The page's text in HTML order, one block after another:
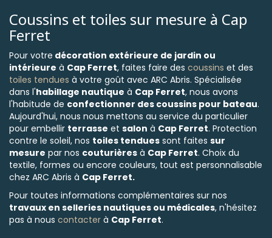
Coussins et toiles sur mesure à Cap
Ferret
Pour votre décoration extérieure de jardin ou
intérieure à Cap Ferret, faites faire des coussins et des
toiles tendues à votre goût avec ARC Abris. Spécialisée
dans l'habillage nautique à Cap Ferret, nous avons
l'habitude de confectionner des coussins pour bateau.
Aujourd'hui, nous nous mettons au service du particulier
pour embellir terrasse et salon à Cap Ferret. Protection
contre le soleil, nos toiles tendues sont faites sur
mesure par nos couturières à Cap Ferret. Choix du
textile, formes ou encore couleurs, tout est personnalisable
chez ARC Abris à Cap Ferret.
Pour toutes informations complémentaires sur nos
travaux en selleries nautiques ou médicales, n'hésitez
pas à nous contacter à Cap Ferret.